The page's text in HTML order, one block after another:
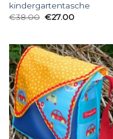
kindergartentasche
€38.00 €27.00